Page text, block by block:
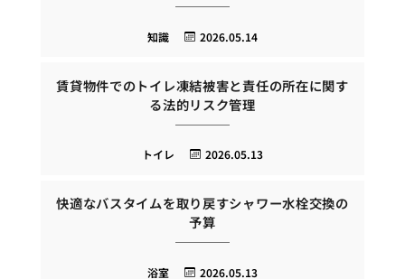
2026.05.14
知識
賃貸物件でのトイレ凍結被害と責任の所在に関す
る法的リスク管理
2026.05.13
トイレ
快適なバスタイムを取り戻すシャワー水栓交換の
予算
2026.05.13
浴室